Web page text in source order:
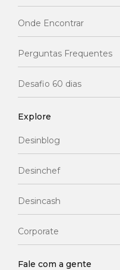
Onde Encontrar
Perguntas Frequentes
Desafio 60 dias
Explore
Desinblog
Desinchef
Desincash
Corporate
Fale com a gente